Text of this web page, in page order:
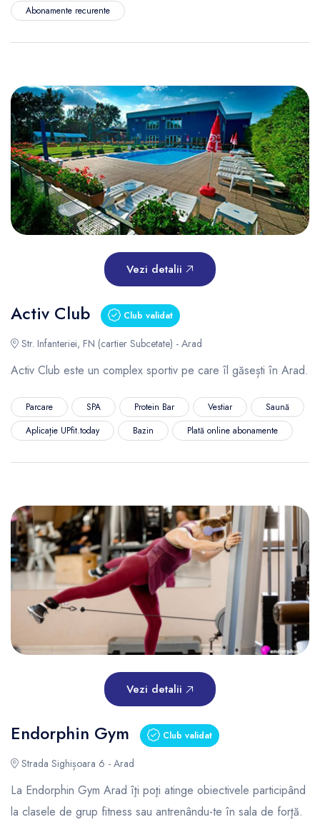
Abonamente recurente
Vezi detalii
Activ Club Club validat
Str. Infanteriei, FN (cartier Subcetate) - Arad
Activ Club este un complex sportiv pe care îl găsești în Arad.
Parcare SPA Protein Bar Vestiar
Saună
Aplicație UPfit.today
Bazin Plată online abonamente
Vezi detalii
Endorphin Gym Club validat
Strada Sighișoara 6 - Arad
La Endorphin Gym Arad îţi poţi atinge obiectivele participând
la clasele de grup fitness sau antrenându-te în sala de forţă.